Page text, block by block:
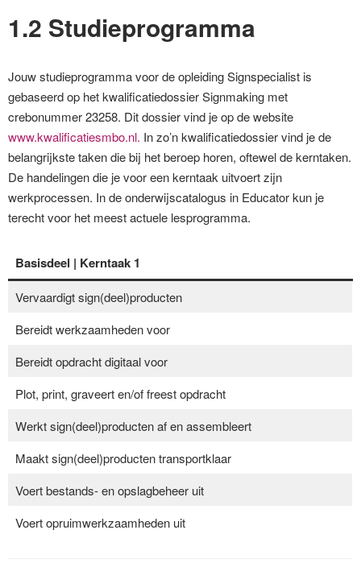
1.2 Studieprogramma
Jouw studieprogramma voor de opleiding Signspecialist is
gebaseerd op het kwalificatiedossier Signmaking met
crebonummer 23258. Dit dossier vind je op de website
www.kwalificatiesmbo.nl. In zo’n kwalificatiedossier vind je de
belangrijkste taken die bij het beroep horen, oftewel de kerntaken.
De handelingen die je voor een kerntaak uitvoert zijn
werkprocessen. In de onderwijscatalogus in Educator kun je
terecht voor het meest actuele lesprogramma.
Basisdeel | Kerntaak 1
Vervaardigt sign(deel)producten
Bereidt werkzaamheden voor
Bereidt opdracht digitaal voor
Plot, print, graveert en/of freest opdracht
Werkt sign(deel)producten af en assembleert
Maakt sign(deel)producten transportklaar
Voert bestands- en opslagbeheer uit
Voert opruimwerkzaamheden uit